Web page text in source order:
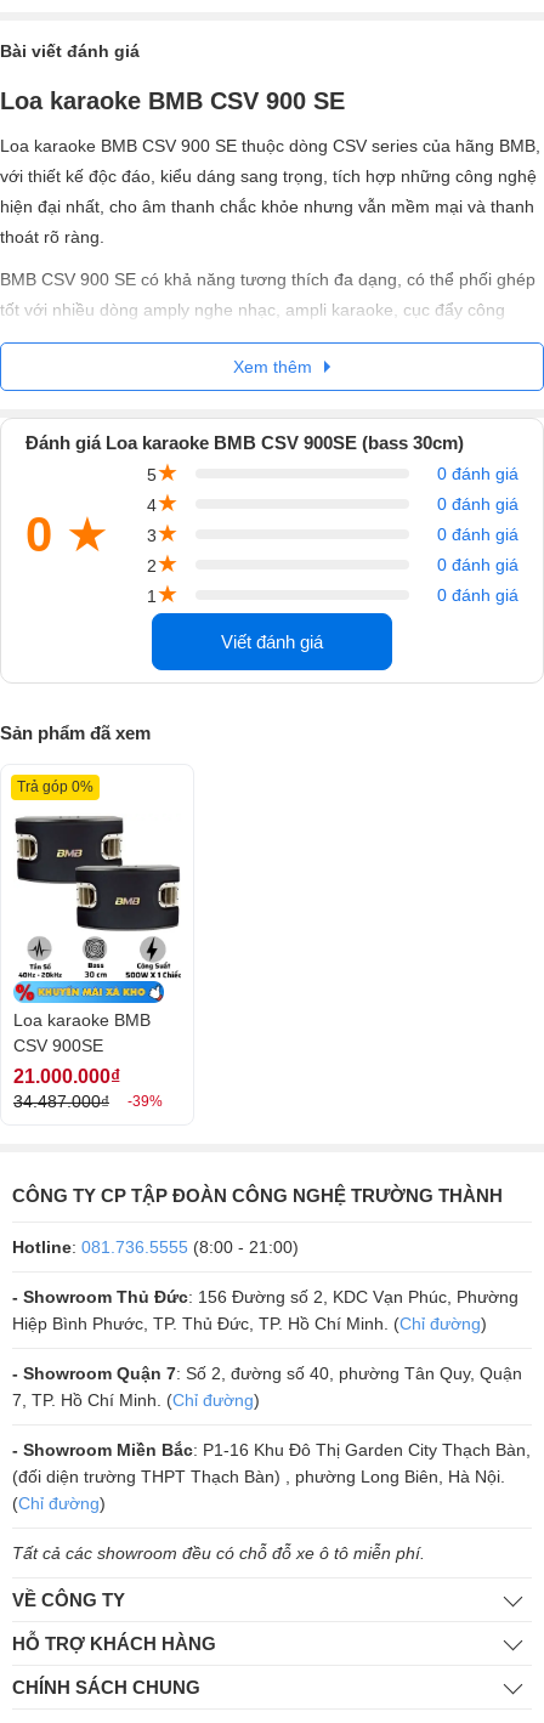
Bài viết đánh giá
Loa karaoke BMB CSV 900 SE
Loa karaoke BMB CSV 900 SE thuộc dòng CSV series của hãng BMB,
với thiết kế độc đáo, kiểu dáng sang trọng, tích hợp những công nghệ
hiện đại nhất, cho âm thanh chắc khỏe nhưng vẫn mềm mại và thanh
thoát rõ ràng.
BMB CSV 900 SE có khả năng tương thích đa dạng, có thể phối ghép
tốt với nhiều dòng amply nghe nhạc, ampli karaoke, cục đẩy công
suất, vang số thông dụng.
1. Đặc điểm nổi bật loa karaoke BMB CSV 900
SE
Loa karaoke BMB CSV 900 SE sử dụng hát karaoke, nghe nhạc, cho
không gian phòng từ 30m2 – 40m2
Dòng loa 3 đường tiếng, gồm 1 loa bass 30cm, 1 loa treble 8cm, 1 loa
mid 8cm
Công suất 500W/1200W chất âm mạnh mẽ
Sử dụng màng giấy cao cấp của Nhật Bản
2. Đánh giá loa karaoke BMB CSV 900 SE
mới lồng vào nhau để giúp tăng cường độ âm thanh, giúp cho âm
thanh đạt công suất cao nhất.
bằng dây đồng nguyên chất, màng loa bass làm từ chất liệu giấy cao
cấp với độ bền cực cao.
mút này nằm ở việc nó giữ cho màng loa ra vào nhịp nhàng uyển
chuyển, giúp tiếng Bass sâu hơn, nặng hơn, và nhiều cảm xúc hơn…
Phân tần loa CSV 900 SE thiết kế khá đặc biệt và được đánh giá cực
trở sứ, linh kiện này sẽ tự động ngắt tín hiệu hoặc sẽ tự hủy nếu như
Xem thêm
Đánh giá Loa karaoke BMB CSV 900SE (bass 30cm)
0 ★
5★
0 đánh giá
4★
0 đánh giá
3★
0 đánh giá
2★
0 đánh giá
1★ 0 đánh giá
Viết đánh giá
Sản phẩm đã xem
Loa karaoke BMB
CSV 900SE
Trả góp 0%
21.000.000₫
34.487.000₫ -39%
CÔNG TY CP TẬP ĐOÀN CÔNG NGHỆ TRƯỜNG THÀNH
Hotline: 081.736.5555 (8:00 - 21:00)
- Showroom Thủ Đức: 156 Đường số 2, KDC Vạn Phúc, Phường
Hiệp Bình Phước, TP. Thủ Đức, TP. Hồ Chí Minh. (Chỉ đường)
- Showroom Quận 7: Số 2, đường số 40, phường Tân Quy, Quận
7, TP. Hồ Chí Minh. (Chỉ đường)
- Showroom Miền Bắc: P1-16 Khu Đô Thị Garden City Thạch Bàn,
(đối diện trường THPT Thạch Bàn) , phường Long Biên, Hà Nội.
(Chỉ đường)
Tất cả các showroom đều có chỗ đỗ xe ô tô miễn phí.
VỀ CÔNG TY
HỖ TRỢ KHÁCH HÀNG
CHÍNH SÁCH CHUNG